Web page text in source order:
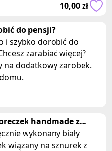
10,00 zł
do pensji?
i szybko dorobić do
zarabiać więcej?
na dodatkowy zarobek.
handmade z
jelen
wykonany biały
wiązany na sznurek z